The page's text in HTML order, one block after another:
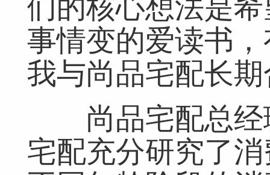
们的核心想法是
事情变的爱读书
我与尚品宅配长
尚品宅配总经
宅配充分研究了